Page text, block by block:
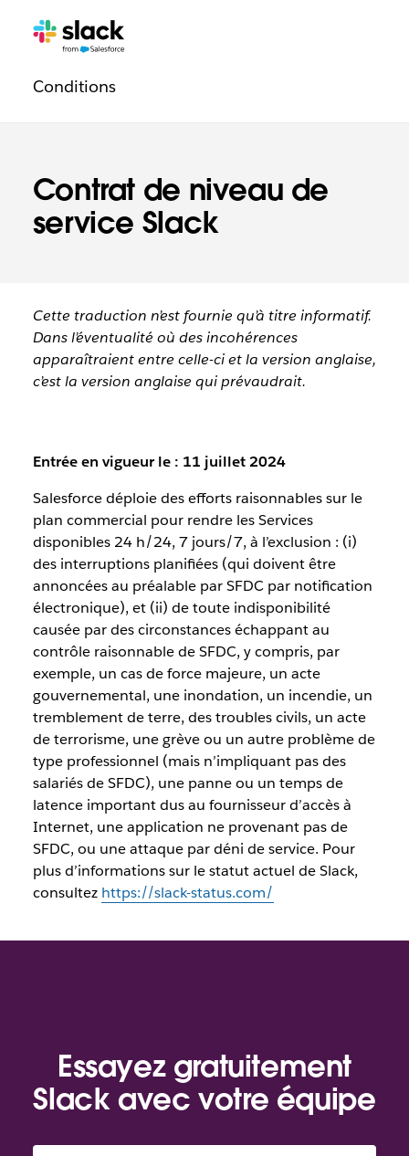
Contrat de niveau de
service Slack
Navigation
légale
Pages
Conditionssupplémentaires
Cette traduction n’est fournie qu’à titre informatif.
Dans l’éventualité où des incohérences
apparaîtraient entre celle-ci et la version anglaise,
c’est la version anglaise qui prévaudrait.
Entrée en vigueur le : 11 juillet 2024
Salesforce déploie des efforts raisonnables sur le
plan commercial pour rendre les Services
disponibles 24 h/24, 7 jours/7, à l’exclusion : (i)
des interruptions planifiées (qui doivent être
annoncées au préalable par SFDC par notification
électronique), et (ii) de toute indisponibilité
causée par des circonstances échappant au
contrôle raisonnable de SFDC, y compris, par
exemple, un cas de force majeure, un acte
gouvernemental, une inondation, un incendie, un
tremblement de terre, des troubles civils, un acte
de terrorisme, une grève ou un autre problème de
type professionnel (mais n’impliquant pas des
salariés de SFDC), une panne ou un temps de
latence important dus au fournisseur d’accès à
Internet, une application ne provenant pas de
SFDC, ou une attaque par déni de service. Pour
plus d’informations sur le statut actuel de Slack,
consultez https://slack-status.com/
Essayez gratuitement
Slack avec votre équipe